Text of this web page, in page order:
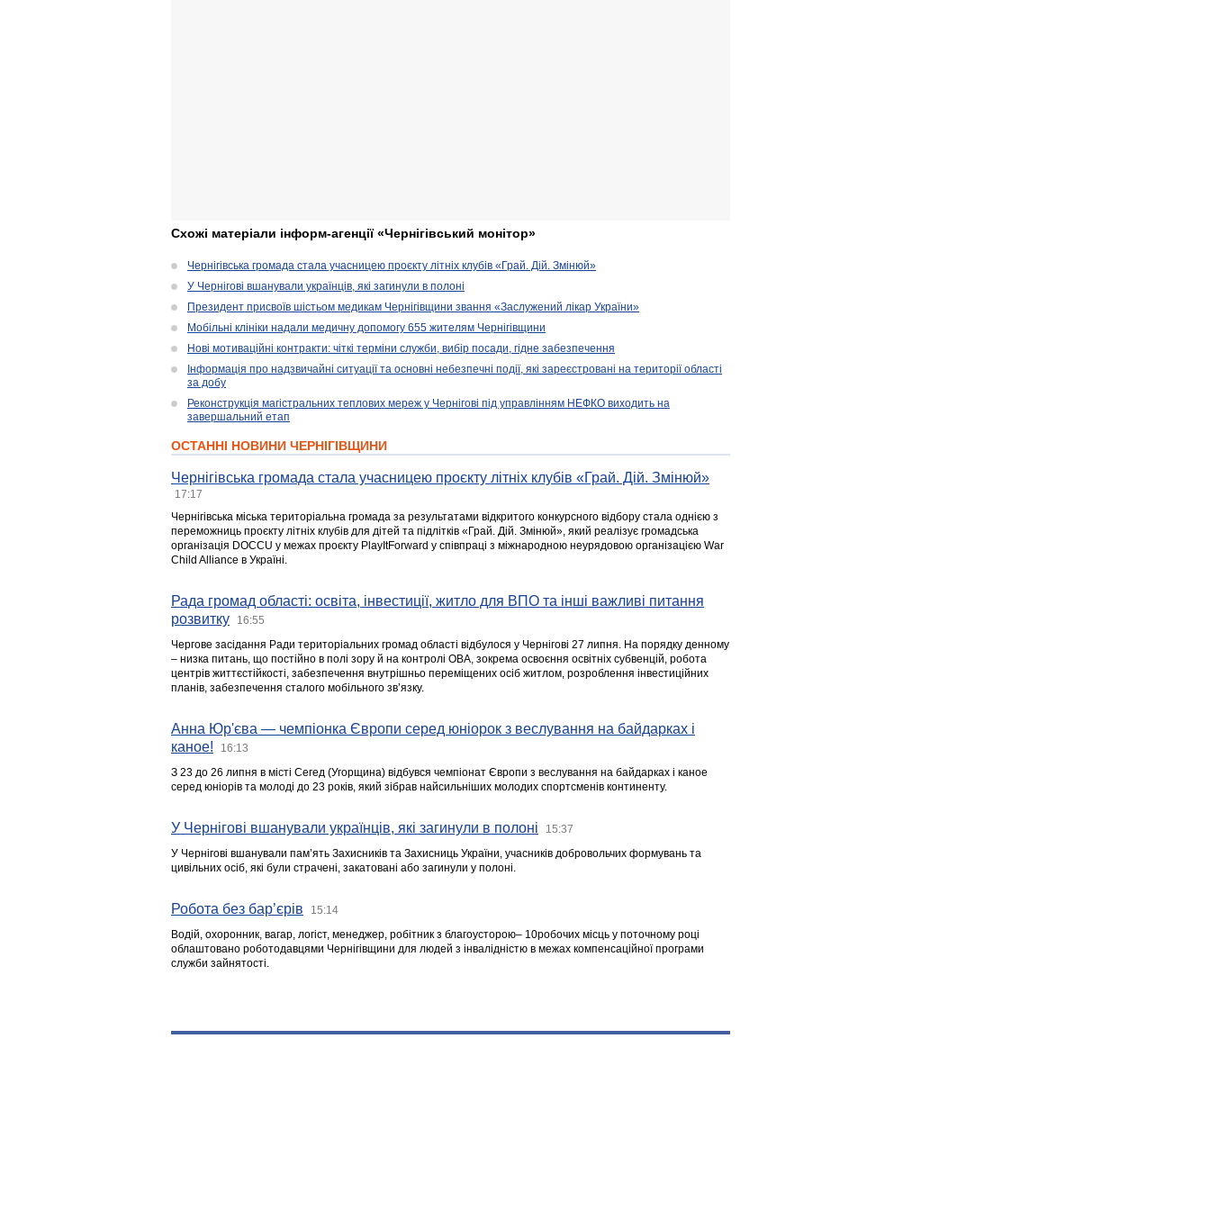
Схожі матеріали інформ-агенції «Чернігівський монітор»
Чернігівська громада стала учасницею проєкту літніх клубів «Грай. Дій. Змінюй»
У Чернігові вшанували українців, які загинули в полоні
Президент присвоїв шістьом медикам Чернігівщини звання «Заслужений лікар України»
Мобільні клініки надали медичну допомогу 655 жителям Чернігівщини
Нові мотиваційні контракти: чіткі терміни служби, вибір посади, гідне забезпечення
Інформація про надзвичайні ситуації та основні небезпечні події, які зареєстровані на території області
за добу
Реконструкція магістральних теплових мереж у Чернігові під управлінням НЕФКО виходить на
завершальний етап
ОСТАННІ НОВИНИ ЧЕРНІГІВЩИНИ
Чернігівська громада стала учасницею проєкту літніх клубів «Грай. Дій. Змінюй»
17:17
Чернігівська міська територіальна громада за результатами відкритого конкурсного відбору стала однією з
переможниць проєкту літніх клубів для дітей та підлітків «Грай. Дій. Змінюй», який реалізує громадська
організація DOCCU у межах проєкту PlayItForward у співпраці з міжнародною неурядовою організацією War
Child Alliance в Україні.
Рада громад області: освіта, інвестиції, житло для ВПО та інші важливі питання
розвитку
16:55
Чергове засідання Ради територіальних громад області відбулося у Чернігові 27 липня. На порядку денному
– низка питань, що постійно в полі зору й на контролі ОВА, зокрема освоєння освітніх субвенцій, робота
центрів життєстійкості, забезпечення внутрішньо переміщених осіб житлом, розроблення інвестиційних
планів, забезпечення сталого мобільного зв’язку.
Анна Юр'єва — чемпіонка Європи серед юніорок з веслування на байдарках і
каное!
16:13
З 23 до 26 липня в місті Сегед (Угорщина) відбувся чемпіонат Європи з веслування на байдарках і каное
серед юніорів та молоді до 23 років, який зібрав найсильніших молодих спортсменів континенту.
У Чернігові вшанували українців, які загинули в полоні 15:37
У Чернігові вшанували пам’ять Захисників та Захисниць України, учасників добровольчих формувань та
цивільних осіб, які були страчені, закатовані або загинули у полоні.
Робота без бар’єрів 15:14
Водій, охоронник, вагар, логіст, менеджер, робітник з благоусторою– 10робочих місць у поточному році
облаштовано роботодавцями Чернігівщини для людей з інвалідністю в межах компенсаційної програми
служби зайнятості.